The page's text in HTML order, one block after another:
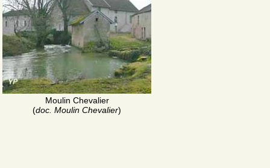
Moulin Chevalier
(doc. Moulin Chevalier)